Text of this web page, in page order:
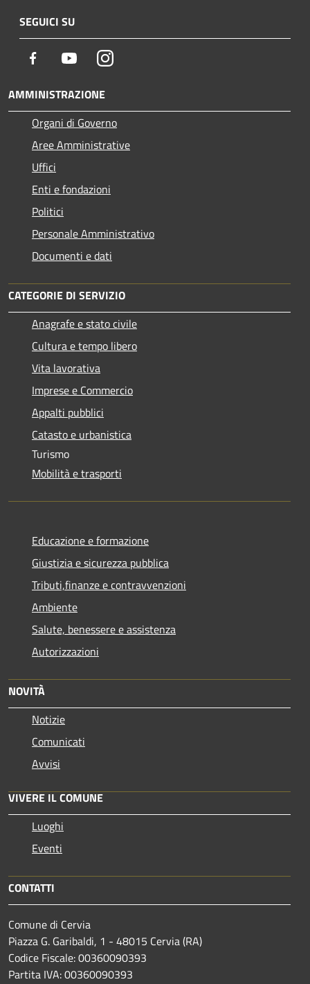
SEGUICI SU
Facebook YoutubeInstagram
AMMINISTRAZIONE
Organi di Governo
Aree Amministrative
Uffici
Enti e fondazioni
Politici
Personale Amministrativo
Documenti e dati
CATEGORIE DI SERVIZIO
Anagrafe e stato civile
Cultura e tempo libero
Vita lavorativa
Imprese e Commercio
Appalti pubblici
Catasto e urbanistica
Turismo
Mobilità e trasporti
Educazione e formazione
Giustizia e sicurezza pubblica
Tributi,finanze e contravvenzioni
Ambiente
Salute, benessere e assistenza
Autorizzazioni
NOVITÀ
Notizie
Comunicati
Avvisi
VIVERE IL COMUNE
Luoghi
Eventi
CONTATTI
Comune di Cervia
Piazza G. Garibaldi, 1 - 48015 Cervia (RA)
Codice Fiscale: 00360090393
Partita IVA: 00360090393